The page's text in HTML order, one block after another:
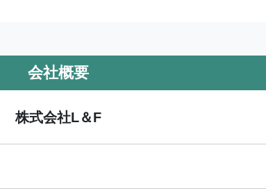
会社概要
株式会社L＆F